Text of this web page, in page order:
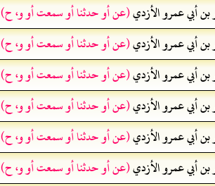
أبي عمرو الأزدي(عن أو حدثنا أو سمعت أو و، ح)
أبي عمرو الأزدي(عن أو حدثنا أو سمعت أو و، ح)
أبي عمرو الأزدي(عن أو حدثنا أو سمعت أو و، ح)
أبي عمرو الأزدي(عن أو حدثنا أو سمعت أو و، ح)
أبي عمرو الأزدي(عن أو حدثنا أو سمعت أو و، ح)
أبي عمرو الأزدي(عن أو حدثنا أو سمعت أو و، ح)